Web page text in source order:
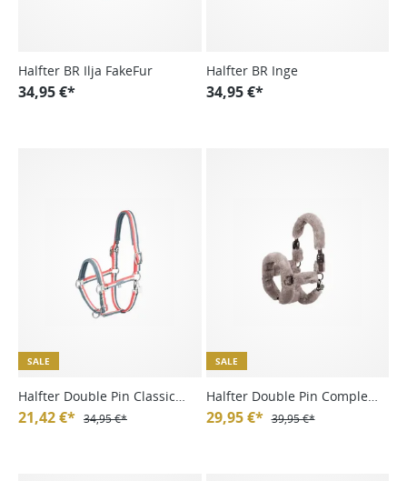
Halfter BR Ilja FakeFur
34,95 €*
Halfter BR Inge
34,95 €*
SALE
Halfter Double Pin Classic
Sports FS25
21,42 €* 34,95 €*
SALE
Halfter Double Pin Complete
Fauxfur Platinum HW24
29,95 €* 39,95 €*